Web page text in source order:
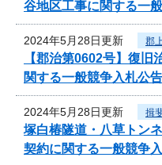
谷地区工事に関する一
2024年5月28日更新 郡
【郡治第0602号】復
関する一般競争入札公告
2024年5月28日更新 揖
塚白椿隧道・八草トン
契約に関する一般競争